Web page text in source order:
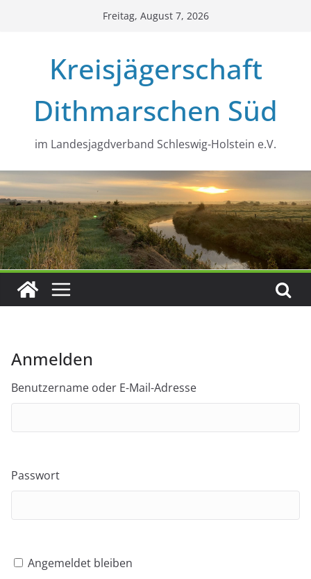
Freitag, August 7, 2026
Kreisjägerschaft
Dithmarschen Süd
im Landesjagdverband Schleswig-Holstein e.V.
Anmelden
Benutzername oder E-Mail-Adresse
Passwort
Angemeldet bleiben